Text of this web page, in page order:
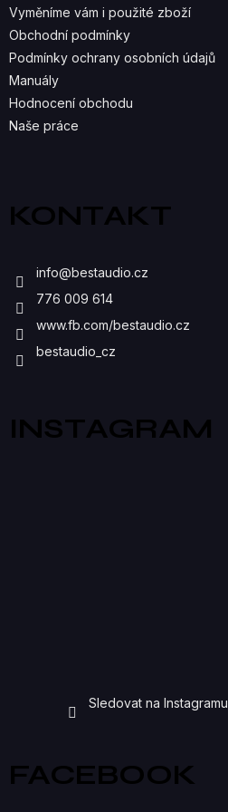
R
V
Vyměníme vám i použité zboží
Obchodní podmínky
Podmínky ochrany osobních údajů
Manuály
Hodnocení obchodu
Naše práce
KONTAKT
info@bestaudio.cz
776 009 614
www.fb.com/bestaudio.cz
bestaudio_cz
INSTAGRAM
Sledovat na Instagramu
FACEBOOK